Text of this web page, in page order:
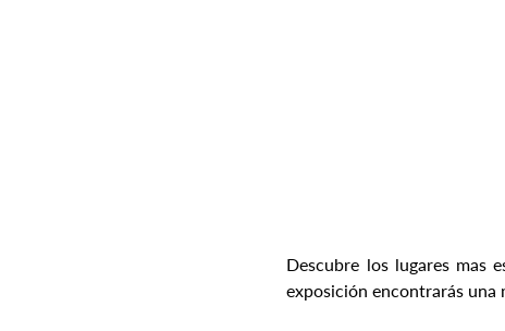
Descubre los lugares mas
exposición encontrarás una